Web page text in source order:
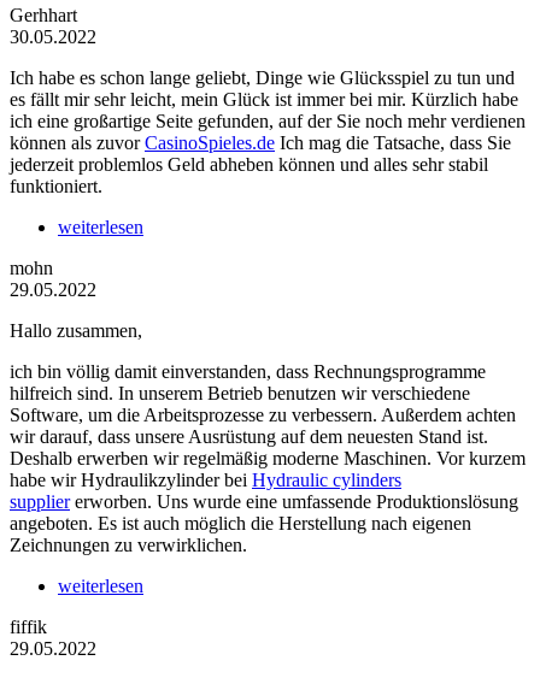
Gerhhart
30.05.2022
Ich habe es schon lange geliebt, Dinge wie Glücksspiel zu tun und
es fällt mir sehr leicht, mein Glück ist immer bei mir. Kürzlich habe
ich eine großartige Seite gefunden, auf der Sie noch mehr verdienen
können als zuvorCasinoSpieles.de Ich mag die Tatsache, dass Sie
jederzeit problemlos Geld abheben können und alles sehr stabil
funktioniert.
weiterlesen
mohn
29.05.2022
Hallo zusammen,
ich bin völlig damit einverstanden, dass Rechnungsprogramme
hilfreich sind. In unserem Betrieb benutzen wir verschiedene
Software, um die Arbeitsprozesse zu verbessern. Außerdem achten
wir darauf, dass unsere Ausrüstung auf dem neuesten Stand ist.
Deshalb erwerben wir regelmäßig moderne Maschinen. Vor kurzem
habe wir Hydraulikzylinder bei Hydraulic cylinders
suppliererworben. Uns wurde eine umfassende Produktionslösung
angeboten. Es ist auch möglich die Herstellung nach eigenen
Zeichnungen zu verwirklichen.
weiterlesen
fiffik
29.05.2022